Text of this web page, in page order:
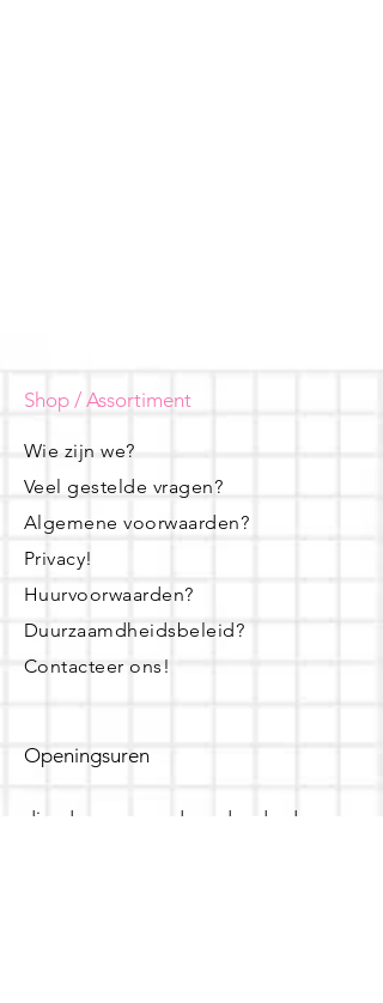
Shop / Assortiment
Wie zijn we?
Veel gestelde vragen?
Algemene voorwaarden?
Privacy!
Huurvoorwaarden?
Duurzaamdheidsbeleid?
Contacteer ons!
Openingsuren
dinsdag - woensdag- donderdag: